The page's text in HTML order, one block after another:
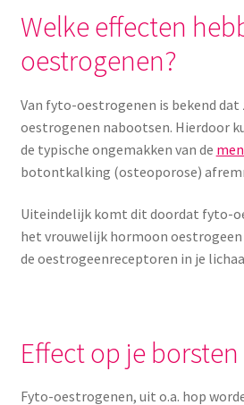
Welke effecten
oestrogenen?
Van fyto-oestrogenen is bekend dat
oestrogenen nabootsen. Hierdoor
de typische ongemakken van de
botontkalking (osteoporose)
Uiteindelijk komt dit doordat fyto-
het vrouwelijk hormoon
de oestrogeenreceptoren in je
Effect op je borsten
Fyto-oestrogenen, uit o.a. hop